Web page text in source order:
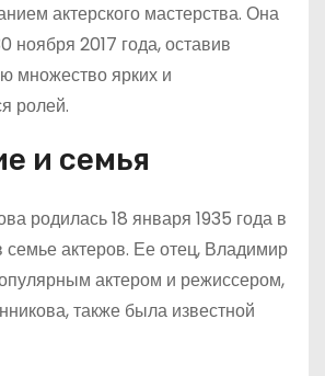
актерского мастерства. Она
ноября 2017 года, оставив
множество ярких и
ролей.
и семья
родилась 18 января 1935 года в
семье актеров. Ее отец, Владимир
актером и режиссером,
также была известной